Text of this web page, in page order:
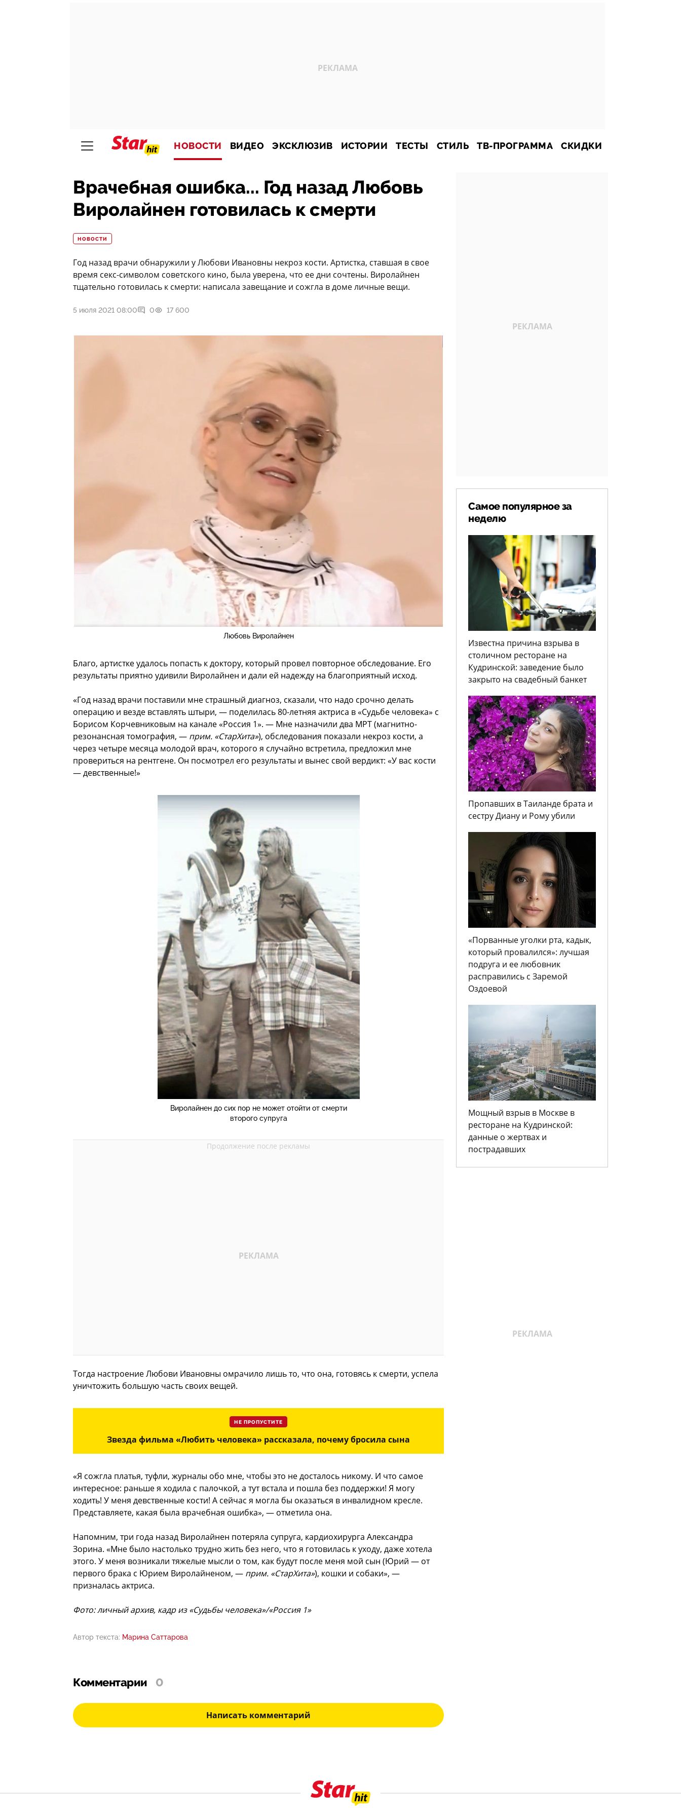
НОВОСТИ ВИДЕО ЭКСКЛЮЗИВ ИСТОРИИ ТЕСТЫ СТИЛЬ ТВ-ПРОГРАММА СКИДКИ
Врачебная ошибка... Год назад Любовь
Виролайнен готовилась к смерти
НОВОСТИ
Год назад врачи обнаружили у Любови Ивановны некроз кости. Артистка, ставшая в свое
время секс-символом советского кино, была уверена, что ее дни сочтены. Виролайнен
тщательно готовилась к смерти: написала завещание и сожгла в доме личные вещи.
5 июля 2021 08:00 0 17 600
Любовь Виролайнен
Благо, артистке удалось попасть к доктору, который провел повторное обследование. Его
результаты приятно удивили Виролайнен и дали ей надежду на благоприятный исход.
«Год назад врачи поставили мне страшный диагноз, сказали, что надо срочно делать
операцию и везде вставлять штыри, — поделилась 80-летняя актриса в «Судьбе человека» с
Борисом Корчевниковым на канале «Россия 1». — Мне назначили два МРТ (магнитно-
резонансная томография, — прим. «СтарХита»), обследования показали некроз кости, а
через четыре месяца молодой врач, которого я случайно встретила, предложил мне
провериться на рентгене. Он посмотрел его результаты и вынес свой вердикт: «У вас кости
— девственные!»
Виролайнен до сих пор не может отойти от смерти
второго супруга
Тогда настроение Любови Ивановны омрачило лишь то, что она, готовясь к смерти, успела
уничтожить большую часть своих вещей.
НЕ ПРОПУСТИТЕ
Звезда фильма «Любить человека» рассказала, почему бросила сына
«Я сожгла платья, туфли, журналы обо мне, чтобы это не досталось никому. И что самое
интересное: раньше я ходила с палочкой, а тут встала и пошла без поддержки! Я могу
ходить! У меня девственные кости! А сейчас я могла бы оказаться в инвалидном кресле.
Представляете, какая была врачебная ошибка», — отметила она.
Напомним, три года назад Виролайнен потеряла супруга, кардиохирурга Александра
Зорина. «Мне было настолько трудно жить без него, что я готовилась к уходу, даже хотела
этого. У меня возникали тяжелые мысли о том, как будут после меня мой сын (Юрий — от
первого брака с Юрием Виролайненом, — прим. «СтарХита»), кошки и собаки», —
призналась актриса.
Фото: личный архив, кадр из «Судьбы человека»/«Россия 1»
Автор текста: Марина Саттарова
Комментарии 0
Написать комментарий
Самое популярное за
неделю
Известна причина взрыва в
столичном ресторане на
Кудринской: заведение было
закрыто на свадебный банкет
Пропавших в Таиланде брата и
сестру Диану и Рому убили
«Порванные уголки рта, кадык,
который провалился»: лучшая
подруга и ее любовник
расправились с Заремой
Оздоевой
Мощный взрыв в Москве в
ресторане на Кудринской:
данные о жертвах и
пострадавших